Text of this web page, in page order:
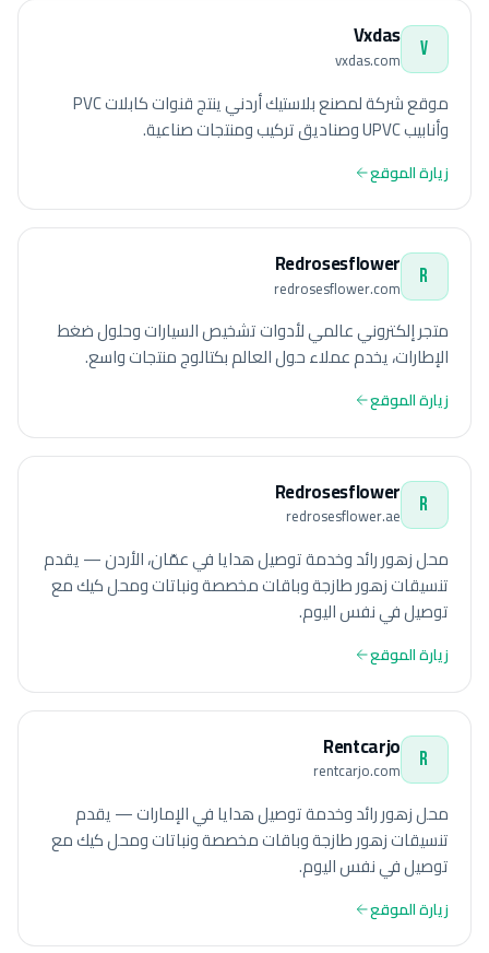
V
Vxdas
vxdas.com
موقع شركة لمصنع بلاستيك أردني ينتج قنوات كابلات PVC
وأنابيب UPVC وصناديق تركيب ومنتجات صناعية.
زيارة الموقع
R
Redrosesflower
redrosesflower.com
متجر إلكتروني عالمي لأدوات تشخيص السيارات وحلول ضغط
الإطارات، يخدم عملاء حول العالم بكتالوج منتجات واسع.
زيارة الموقع
R
Redrosesflower
redrosesflower.ae
محل زهور رائد وخدمة توصيل هدايا في عمّان، الأردن — يقدم
تنسيقات زهور طازجة وباقات مخصصة ونباتات ومحل كيك مع
توصيل في نفس اليوم.
زيارة الموقع
R
Rentcarjo
rentcarjo.com
محل زهور رائد وخدمة توصيل هدايا في الإمارات — يقدم
تنسيقات زهور طازجة وباقات مخصصة ونباتات ومحل كيك مع
توصيل في نفس اليوم.
زيارة الموقع